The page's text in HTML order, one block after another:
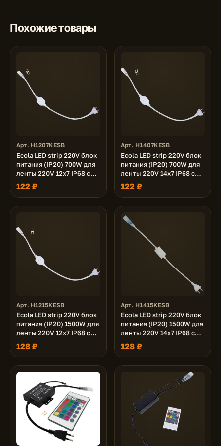
Похожие товары
Арт. H1207KESB
Ecola LED strip 220V блок
питания (IP20) 700W для
ленты 220V 12x7 IP68 с
кабелем, муфтой,
разъемом и вилкой
122 ₽
Арт. H1407KESB
Ecola LED strip 220V блок
питания (IP20) 700W для
ленты 220V 14x7 IP68 с
кабелем, муфтой,
разъемом и вилкой
122 ₽
Арт. H1215KESB
Ecola LED strip 220V блок
питания (IP20) 1500W для
ленты 220V 12x7 IP68 с
кабелем, муфтой,
разъемом и вилкой
128 ₽
Арт. H1415KESB
Ecola LED strip 220V блок
питания (IP20) 1500W для
ленты 220V 14x7 IP68 с
кабелем, муфтой,
разъемом и вилкой
128 ₽